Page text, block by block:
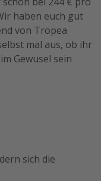
haben euch gut
von Tropea
mal aus, ob ihr
Gewusel sein
sich die